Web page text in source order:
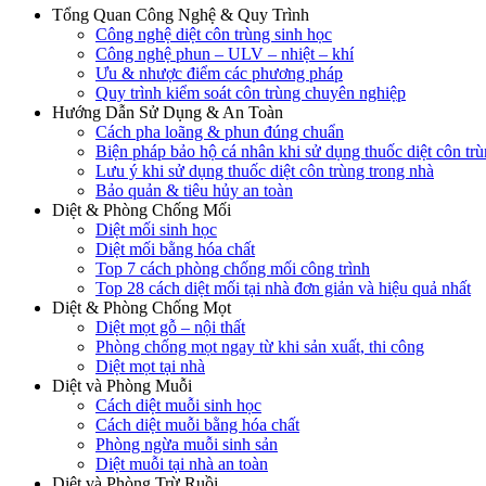
Tổng Quan Công Nghệ & Quy Trình
Công nghệ diệt côn trùng sinh học
Công nghệ phun – ULV – nhiệt – khí
Ưu & nhược điểm các phương pháp
Quy trình kiểm soát côn trùng chuyên nghiệp
Hướng Dẫn Sử Dụng & An Toàn
Cách pha loãng & phun đúng chuẩn
Biện pháp bảo hộ cá nhân khi sử dụng thuốc diệt côn
Lưu ý khi sử dụng thuốc diệt côn trùng trong nhà
Bảo quản & tiêu hủy an toàn
Diệt & Phòng Chống Mối
Diệt mối sinh học
Diệt mối bằng hóa chất
Top 7 cách phòng chống mối công trình
Top 28 cách diệt mối tại nhà đơn giản và hiệu quả nhất
Diệt & Phòng Chống Mọt
Diệt mọt gỗ – nội thất
Phòng chống mọt ngay từ khi sản xuất, thi công
Diệt mọt tại nhà
Diệt và Phòng Muỗi
Cách diệt muỗi sinh học
Cách diệt muỗi bằng hóa chất
Phòng ngừa muỗi sinh sản
Diệt muỗi tại nhà an toàn